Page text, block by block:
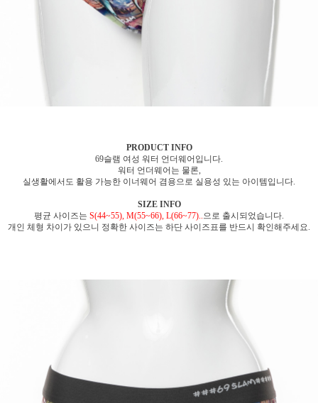
PRODUCT INFO
69슬램 여성 워터 언더웨어입니다.
워터 언더웨어는 물론,
실생활에서도 활용 가능한 이너웨어 겸용으로 실용성 있는 아이템입니다.
SIZE INFO
평균 사이즈는 S(44~55), M(55~66), L(66~77)..으로 출시되었습니다.
개인 체형 차이가 있으니 정확한 사이즈는 하단 사이즈표를 반드시 확인해주세요.